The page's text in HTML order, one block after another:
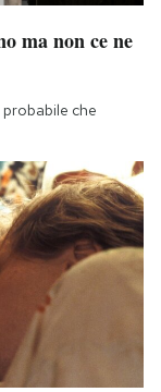
ma non ce ne
che